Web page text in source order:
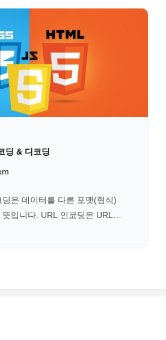
딩 & 디코딩
은 데이터를 다른 포맷(형식)
입니다. URL 인코딩은 URL에